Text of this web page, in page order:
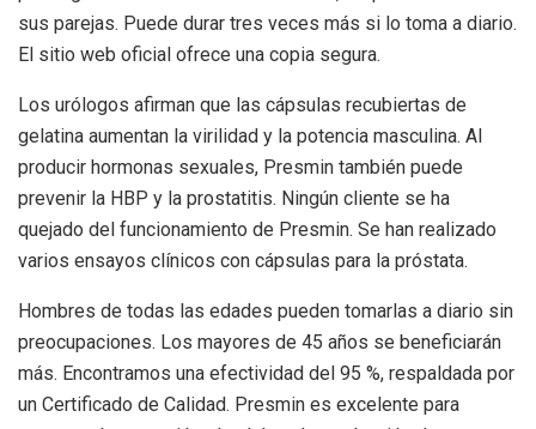
sus parejas. Puede durar tres veces más si lo toma a diario.
El sitio web oficial ofrece una copia segura.
Los urólogos afirman que las cápsulas recubiertas de
gelatina aumentan la virilidad y la potencia masculina. Al
producir hormonas sexuales, Presmin también puede
prevenir la HBP y la prostatitis. Ningún cliente se ha
quejado del funcionamiento de Presmin. Se han realizado
varios ensayos clínicos con cápsulas para la próstata.
Hombres de todas las edades pueden tomarlas a diario sin
preocupaciones. Los mayores de 45 años se beneficiarán
más. Encontramos una efectividad del 95 %, respaldada por
un Certificado de Calidad. Presmin es excelente para